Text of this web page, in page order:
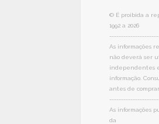
© É proibida a
1992 a 2026
As informações
não deverá ser
independentes
informação.
antes de
As informações
da